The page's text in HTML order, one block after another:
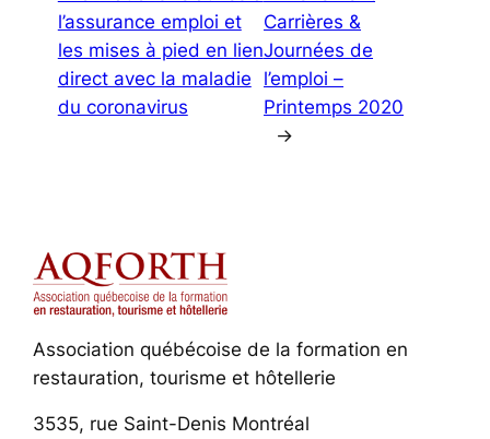
l’assurance emploi et
les mises à pied en lien
direct avec la maladie
du coronavirus
Carrières &
Journées de
l’emploi –
Printemps 2020
→
Association québécoise de la formation en
restauration, tourisme et hôtellerie
3535, rue Saint-Denis Montréal